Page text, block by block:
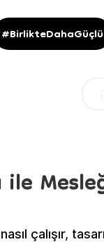
#BirlikteDahaGüçlü
ile
çalışır,